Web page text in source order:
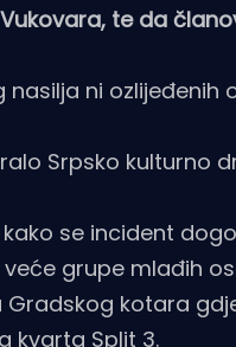
te da
ni
Srpsko kulturno
se incident
veće grupe mlađih
kotara
kvarta Split 3.